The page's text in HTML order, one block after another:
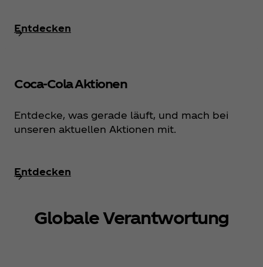
Entdecken
Coca‑Cola Aktionen
Entdecke, was gerade läuft, und mach bei
unseren aktuellen Aktionen mit.
Entdecken
Globale Verantwortung